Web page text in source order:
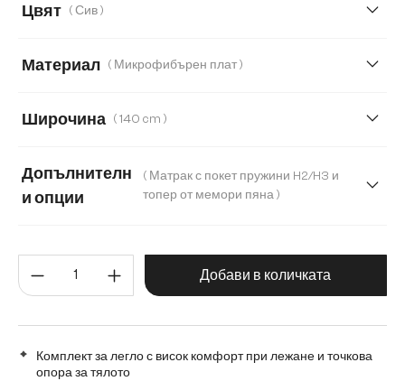
Цвят ( Сив )
Материал ( Микрофибърен плат )
Широчина ( 140 cm )
200 cm
Допълнителн
и опции
( Матрак с покет пружини H2/H3 и
топер от мемори пяна )
Матрак с покет пружини H2/H3 и топер от мемори пяна
Количество на продукта:
Добави в количката
Комплект за легло с висок комфорт при лежане и точкова
опора за тялото